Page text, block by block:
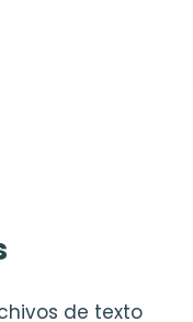
de texto